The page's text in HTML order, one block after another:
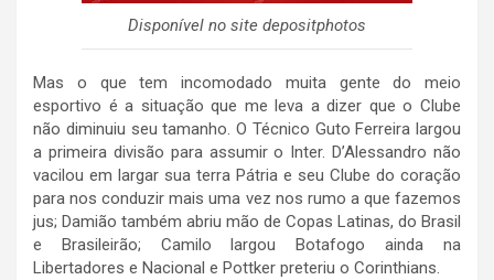
Disponível no site depositphotos
Mas o que tem incomodado muita gente do meio
esportivo é a situação que me leva a dizer que o Clube
não diminuiu seu tamanho. O Técnico Guto Ferreira largou
a primeira divisão para assumir o Inter. D’Alessandro não
vacilou em largar sua terra Pátria e seu Clube do coração
para nos conduzir mais uma vez nos rumo a que fazemos
jus; Damião também abriu mão de Copas Latinas, do Brasil
e Brasileirão; Camilo largou Botafogo ainda na
Libertadores e Nacional e Pottker preteriu o Corinthians.